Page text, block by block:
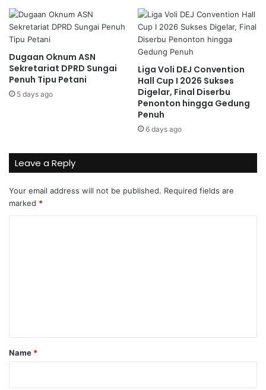
Dugaan Oknum ASN
Sekretariat DPRD Sungai
Penuh Tipu Petani
5 days ago
Liga Voli DEJ Convention
Hall Cup I 2026 Sukses
Digelar, Final Diserbu
Penonton hingga Gedung
Penuh
6 days ago
Leave a Reply
Your email address will not be published. Required fields are
marked *
*
Name *